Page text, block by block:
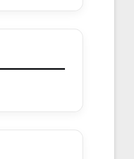
2026.